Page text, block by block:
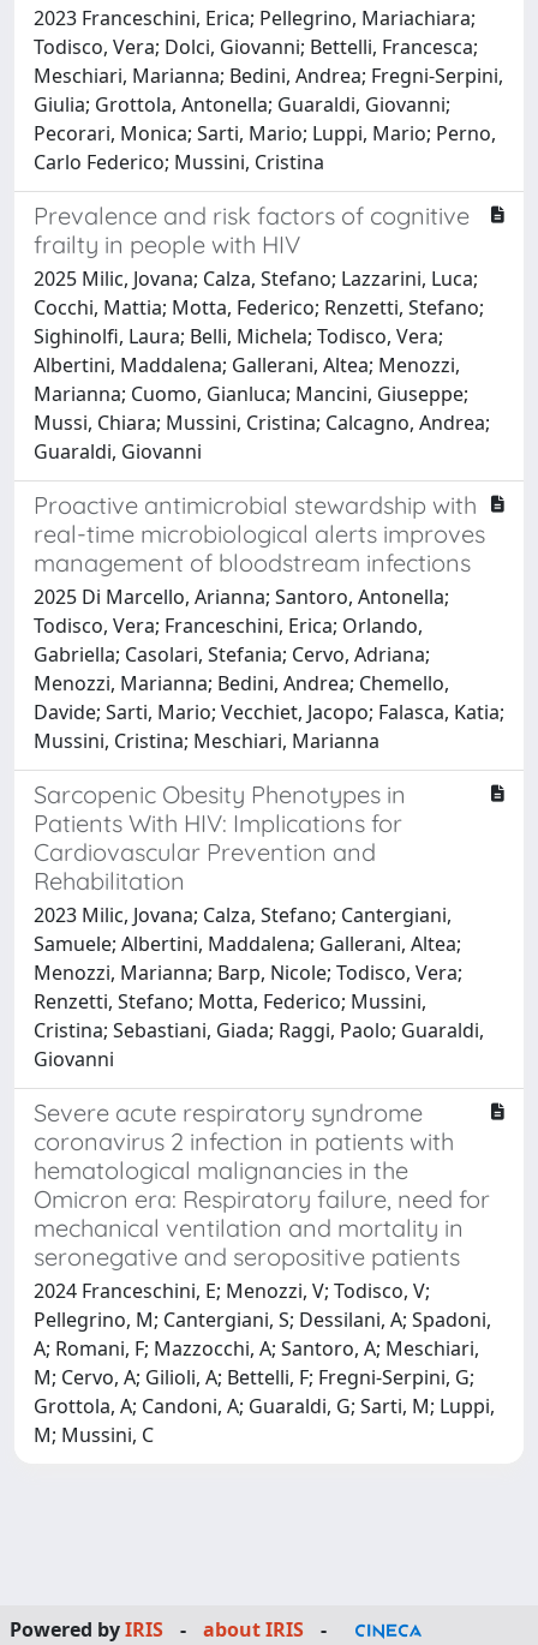
2023 Franceschini, Erica; Pellegrino, Mariachiara;
Todisco, Vera; Dolci, Giovanni; Bettelli, Francesca;
Meschiari, Marianna; Bedini, Andrea; Fregni-Serpini,
Giulia; Grottola, Antonella; Guaraldi, Giovanni;
Pecorari, Monica; Sarti, Mario; Luppi, Mario; Perno,
Carlo Federico; Mussini, Cristina
Prevalence and risk factors of cognitive
frailty in people with HIV
2025 Milic, Jovana; Calza, Stefano; Lazzarini, Luca;
Cocchi, Mattia; Motta, Federico; Renzetti, Stefano;
Sighinolfi, Laura; Belli, Michela; Todisco, Vera;
Albertini, Maddalena; Gallerani, Altea; Menozzi,
Marianna; Cuomo, Gianluca; Mancini, Giuseppe;
Mussi, Chiara; Mussini, Cristina; Calcagno, Andrea;
Guaraldi, Giovanni
Proactive antimicrobial stewardship with
real-time microbiological alerts improves
management of bloodstream infections
2025 Di Marcello, Arianna; Santoro, Antonella;
Todisco, Vera; Franceschini, Erica; Orlando,
Gabriella; Casolari, Stefania; Cervo, Adriana;
Menozzi, Marianna; Bedini, Andrea; Chemello,
Davide; Sarti, Mario; Vecchiet, Jacopo; Falasca, Katia;
Mussini, Cristina; Meschiari, Marianna
Sarcopenic Obesity Phenotypes in
Patients With HIV: Implications for
Cardiovascular Prevention and
Rehabilitation
2023 Milic, Jovana; Calza, Stefano; Cantergiani,
Samuele; Albertini, Maddalena; Gallerani, Altea;
Menozzi, Marianna; Barp, Nicole; Todisco, Vera;
Renzetti, Stefano; Motta, Federico; Mussini,
Cristina; Sebastiani, Giada; Raggi, Paolo; Guaraldi,
Giovanni
Severe acute respiratory syndrome
coronavirus 2 infection in patients with
hematological malignancies in the
Omicron era: Respiratory failure, need for
mechanical ventilation and mortality in
seronegative and seropositive patients
2024 Franceschini, E; Menozzi, V; Todisco, V;
Pellegrino, M; Cantergiani, S; Dessilani, A; Spadoni,
A; Romani, F; Mazzocchi, A; Santoro, A; Meschiari,
M; Cervo, A; Gilioli, A; Bettelli, F; Fregni-Serpini, G;
Grottola, A; Candoni, A; Guaraldi, G; Sarti, M; Luppi,
M; Mussini, C
Powered byIRIS - about IRIS -